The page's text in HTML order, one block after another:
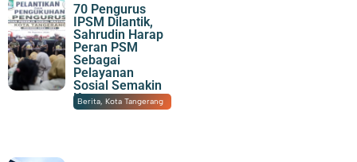
70 Pengurus
IPSM Dilantik,
Sahrudin Harap
Peran PSM
Sebagai
Pelayanan
Sosial Semakin
Kuat
06/08/2026|17:31
Berita,Kota Tangerang